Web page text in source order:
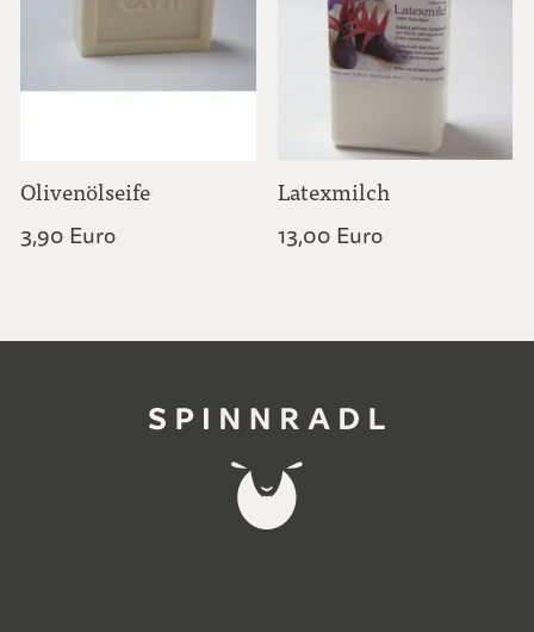
Olivenölseife
3,90 Euro
Latexmilch
13,00 Euro